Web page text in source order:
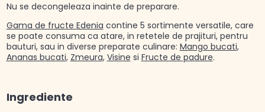
Nu se decongeleaza inainte de preparare.
Gama de fructe Edenia contine 5 sortimente versatile, care
se poate consuma ca atare, in retetele de prajituri, pentru
bauturi, sau in diverse preparate culinare: Mango bucati,
Ananas bucati, Zmeura, Visine si Fructe de padure.
Ingrediente